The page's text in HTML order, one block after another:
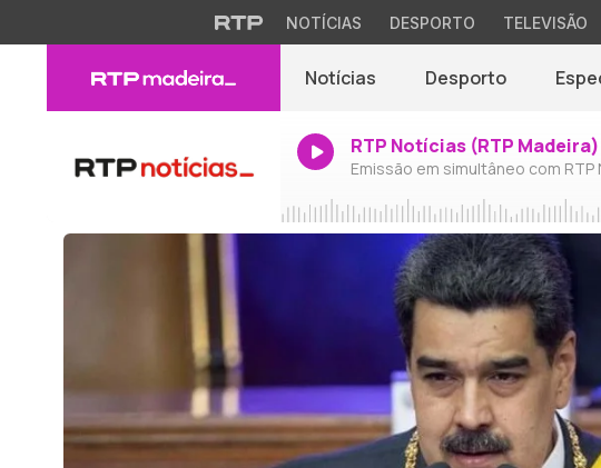
NOTÍCIAS DESPORTO TELEVISÃO
Notícias Desporto
RTP Notícias (RTP Madeira)
Emissão em simultâneo com RTP